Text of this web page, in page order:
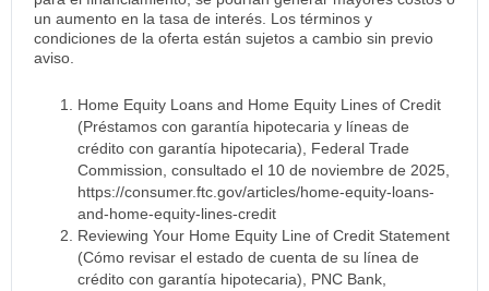
un aumento en la tasa de interés. Los términos y
condiciones de la oferta están sujetos a cambio sin previo
aviso.
Home Equity Loans and Home Equity Lines of Credit
(Préstamos con garantía hipotecaria y líneas de
crédito con garantía hipotecaria), Federal Trade
Commission, consultado el 10 de noviembre de 2025,
https://consumer.ftc.gov/articles/home-equity-loans-
and-home-equity-lines-credit
Reviewing Your Home Equity Line of Credit Statement
(Cómo revisar el estado de cuenta de su línea de
crédito con garantía hipotecaria), PNC Bank,